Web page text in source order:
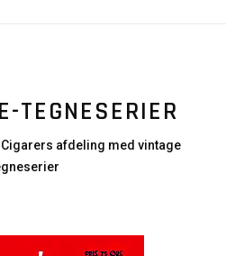
TEGNESERIER
afdeling med vintage